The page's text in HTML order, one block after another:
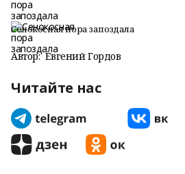
Сенокосная пора запоздала
Автор: Евгений Гордов
Читайте нас